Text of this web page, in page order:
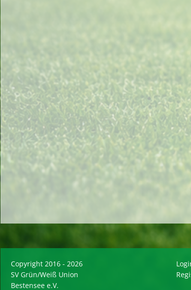
Copyright 2016 - 2026
SV Grün/Weiß Union
Bestensee e.V.